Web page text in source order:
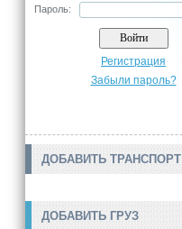
Пароль:
Регистрация
Забыли пароль?
ДОБАВИТЬ ТРАНСПОРТ
ДОБАВИТЬ ГРУЗ